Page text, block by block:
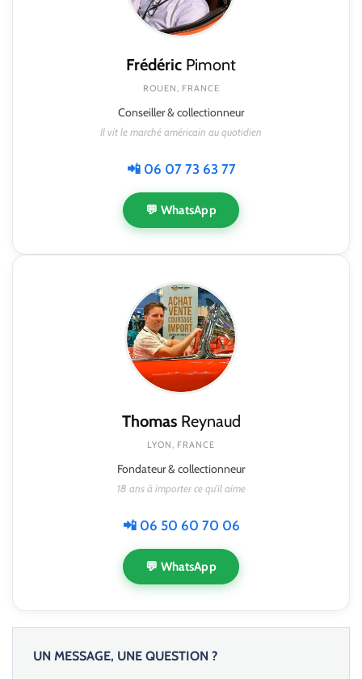
Frédéric Pimont
ROUEN, FRANCE
Conseiller & collectionneur
Il vit le marché américain au quotidien
📲 06 07 73 63 77
💬 WhatsApp
ThomasReynaud
LYON, FRANCE
Fondateur & collectionneur
18 ans à importer ce qu'il aime
📲 06 50 60 70 06
💬 WhatsApp
UN MESSAGE, UNE QUESTION ?